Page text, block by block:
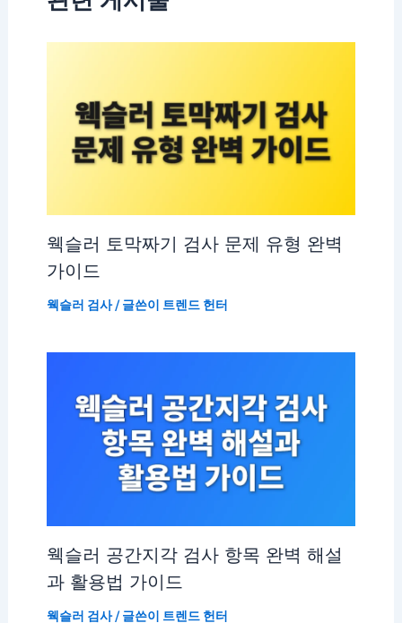
웩슬러 토막짜기 검사 문제 유형 완벽
가이드
웩슬러 검사/ 글쓴이 트렌드 헌터
웩슬러 공간지각 검사 항목 완벽 해설
과 활용법 가이드
웩슬러 검사/ 글쓴이 트렌드 헌터